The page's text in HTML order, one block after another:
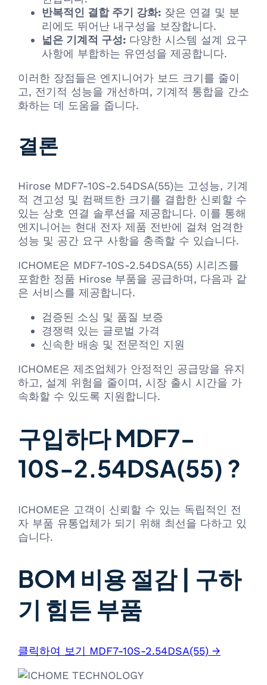
반복적인 결합 주기 강화: 잦은 연결 및 분
리에도 뛰어난 내구성을 보장합니다.
넓은 기계적 구성: 다양한 시스템 설계 요구
사항에 부합하는 유연성을 제공합니다.
이러한 장점들은 엔지니어가 보드 크기를 줄이
고, 전기적 성능을 개선하며, 기계적 통합을 간소
화하는 데 도움을 줍니다.
결론
Hirose MDF7-10S-2.54DSA(55)는 고성능, 기계
적 견고성 및 컴팩트한 크기를 결합한 신뢰할 수
있는 상호 연결 솔루션을 제공합니다. 이를 통해
엔지니어는 현대 전자 제품 전반에 걸쳐 엄격한
성능 및 공간 요구 사항을 충족할 수 있습니다.
ICHOME은 MDF7-10S-2.54DSA(55) 시리즈를
포함한 정품 Hirose 부품을 공급하며, 다음과 같
은 서비스를 제공합니다.
검증된 소싱 및 품질 보증
경쟁력 있는 글로벌 가격
신속한 배송 및 전문적인 지원
ICHOME은 제조업체가 안정적인 공급망을 유지
하고, 설계 위험을 줄이며, 시장 출시 시간을 가
속화할 수 있도록 지원합니다.
구입하다 MDF7-
10S-2.54DSA(55) ?
ICHOME은 고객이 신뢰할 수 있는 독립적인 전
자 부품 유통업체가 되기 위해 최선을 다하고 있
습니다.
BOM 비용 절감 | 구하
기 힘든 부품
클릭하여 보기 MDF7-10S-2.54DSA(55) →